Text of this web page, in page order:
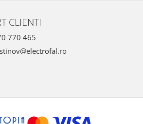
CLIENTI
770 465